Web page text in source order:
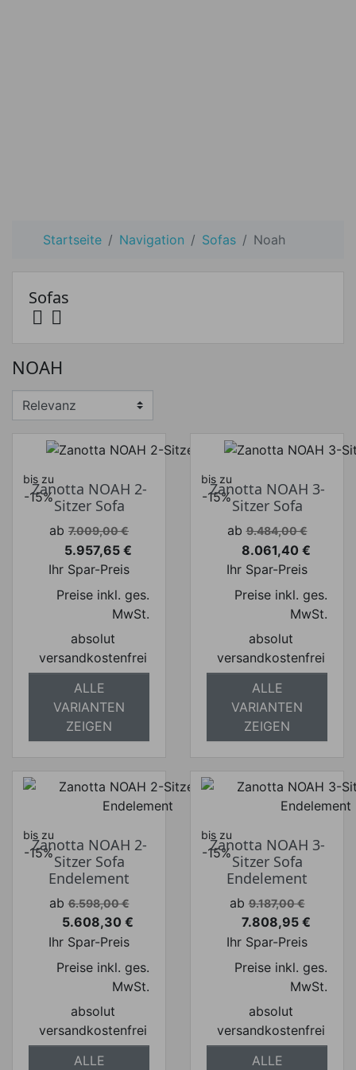
Startseite Navigation Sofas Noah
Preis
Preis von
€
Sofas
 
NOAH
bis zu
-15%
Zanotta NOAH 2-
Sitzer Sofa
Verkaufspreis
ab 7.009,00 €
Preis
5.957,65 €
Ihr Spar-Preis
Preise inkl. ges.
MwSt.
absolut
versandkostenfrei
ALLE
VARIANTEN
ZEIGEN
bis zu
-15%
Zanotta NOAH 3-
Sitzer Sofa
Verkaufspreis
ab 9.484,00 €
Preis
8.061,40 €
Ihr Spar-Preis
Preise inkl. ges.
MwSt.
absolut
versandkostenfrei
ALLE
VARIANTEN
ZEIGEN
bis zu
-15%
Zanotta NOAH 2-
Sitzer Sofa
Endelement
Verkaufspreis
ab 6.598,00 €
Preis
5.608,30 €
Ihr Spar-Preis
Preise inkl. ges.
MwSt.
absolut
versandkostenfrei
ALLE
bis zu
-15%
Zanotta NOAH 3-
Sitzer Sofa
Endelement
Verkaufspreis
ab 9.187,00 €
Preis
7.808,95 €
Ihr Spar-Preis
Preise inkl. ges.
MwSt.
absolut
versandkostenfrei
ALLE